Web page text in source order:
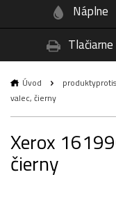
Náplne
Tlačiarne
Úvod
valec, čierny
Xerox
čierny